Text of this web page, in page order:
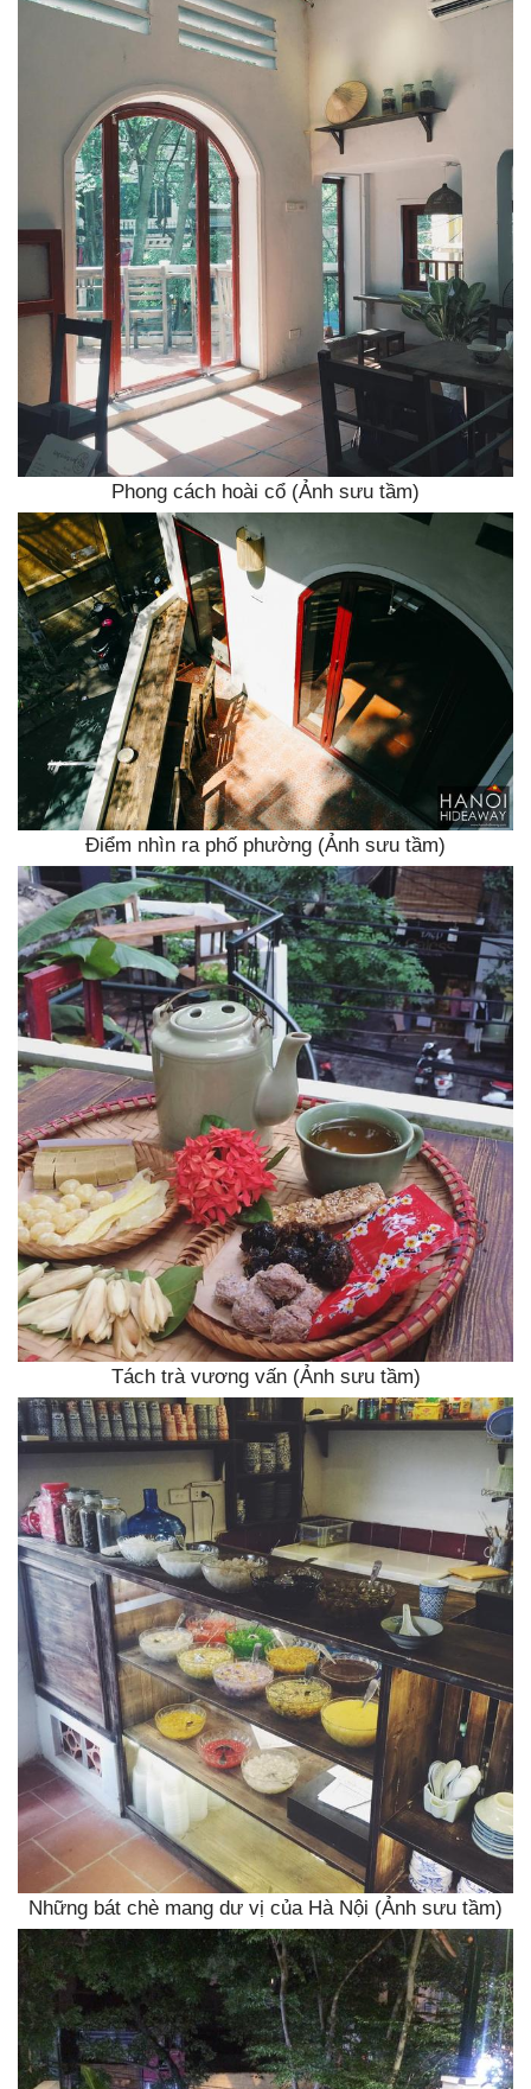
Phong cách hoài cổ (Ảnh sưu tầm)
Điểm nhìn ra phố phường (Ảnh sưu tầm)
Tách trà vương vấn (Ảnh sưu tầm)
Những bát chè mang dư vị của Hà Nội (Ảnh sưu tầm)